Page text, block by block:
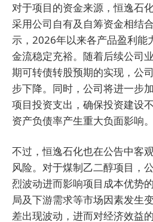
对于项目的资金来源，恒逸石
采用公司自有及自筹资金相结
示，2026年以来各产品盈利能
金流稳定充裕。随着后续公司
期可转债转股预期的实现，公
步下降。同时，公司将进一步
项目投资支出，确保投资建设
资产负债率产生重大负面影响。
不过，恒逸石化也在公告中客
风险。对于煤制乙二醇项目，
烈波动进而影响项目成本优势
局及下游需求等市场因素发生
差出现波动，进而对经济效益